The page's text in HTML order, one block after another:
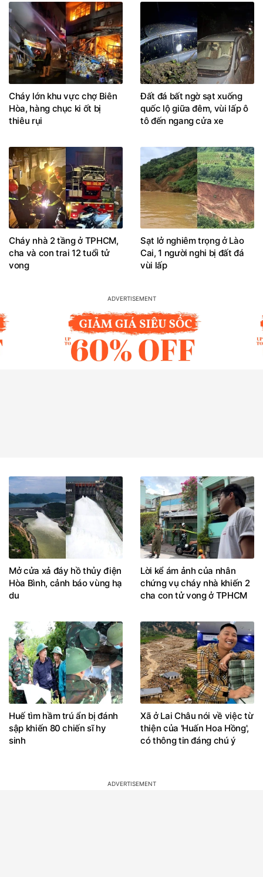
Cháy lớn khu vực chợ Biên
Hòa, hàng chục ki ốt bị
thiêu rụi
Đất đá bất ngờ sạt xuống
quốc lộ giữa đêm, vùi lấp ô
tô đến ngang cửa xe
Cháy nhà 2 tầng ở TPHCM,
cha và con trai 12 tuổi tử
vong
Sạt lở nghiêm trọng ở Lào
Cai, 1 người nghi bị đất đá
vùi lấp
Mở cửa xả đáy hồ thủy điện
Hòa Bình, cảnh báo vùng hạ
du
Lời kể ám ảnh của nhân
chứng vụ cháy nhà khiến 2
cha con tử vong ở TPHCM
Huế tìm hầm trú ẩn bị đánh
sập khiến 80 chiến sĩ hy
sinh
Xã ở Lai Châu nói về việc từ
thiện của 'Huấn Hoa Hồng',
có thông tin đáng chú ý